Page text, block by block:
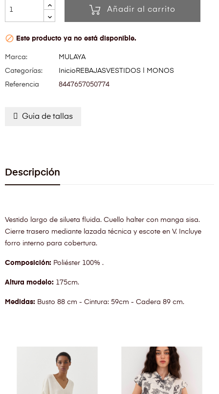
Añadir al carrito
 Este producto ya no está disponible.
Marca:
MULAYA
Categorías:
Inicio REBAJASVESTIDOS | MONOS
Referencia
8447657050774
Guia de tallas
Descripción
Vestido largo de silueta fluida. Cuello halter con manga sisa.
Cierre trasero mediante lazada técnica y escote en V. Incluye
forro interno para cobertura.
Composición: Poliéster 100% .
Altura modelo: 175cm.
Medidas: Busto 88 cm - Cintura: 59cm - Cadera 89 cm.